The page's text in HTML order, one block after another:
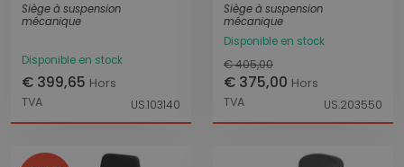
Siège à suspension
mécanique
Disponible en stock
€ 399,65 Hors
TVA
US.103140
Siège à suspension
mécanique
Disponible en stock
€ 405,00
€ 375,00 Hors
TVA
US.203550